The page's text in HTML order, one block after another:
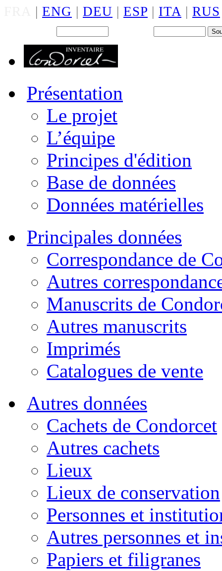
| ENG | DEU | ESP | ITA | RUS
Présentation
Le projet
L’équipe
Principes d'édition
Base de données
Données matérielles
Principales données
Correspondance de
Autres
Manuscrits de
Autres manuscrits
Imprimés
Catalogues de vente
Autres données
Cachets de Condorcet
Autres cachets
Lieux
Lieux de conservation
Personnes et
Autres personnes et
Papiers et filigranes